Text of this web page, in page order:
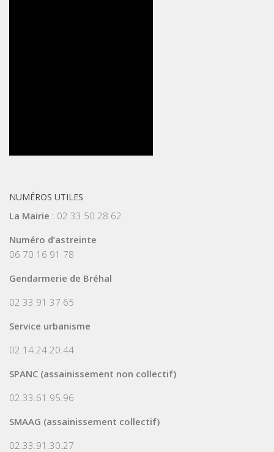
NUMÉROS UTILES
La Mairie : 02 33 50 28 62
Numéro d’astreinte
06 70 16 91 78
Gendarmerie de Bréhal
02 33 91 37 65
Service urbanisme
02.14.24.20.44
SPANC (assainissement non collectif)
02.33.61.95.96
SMAAG (assainissement collectif)
02.33.91.30.27